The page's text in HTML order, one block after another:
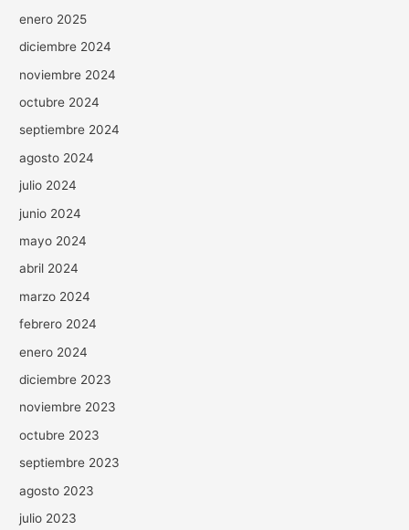
enero 2025
diciembre 2024
noviembre 2024
octubre 2024
septiembre 2024
agosto 2024
julio 2024
junio 2024
mayo 2024
abril 2024
marzo 2024
febrero 2024
enero 2024
diciembre 2023
noviembre 2023
octubre 2023
septiembre 2023
agosto 2023
julio 2023